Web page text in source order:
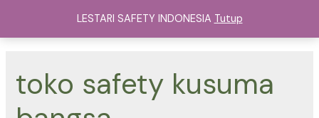
LESTARI SAFETY INDONESIA Tutup
konten
toko safety kusuma